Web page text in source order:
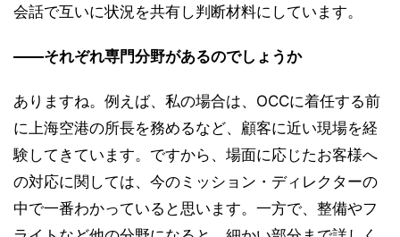
会話で互いに状況を共有し判断材料にしています。
――それぞれ専門分野があるのでしょうか
ありますね。例えば、私の場合は、OCCに着任する前
に上海空港の所長を務めるなど、顧客に近い現場を経
験してきています。ですから、場面に応じたお客様へ
の対応に関しては、今のミッション・ディレクターの
中で一番わかっていると思います。一方で、整備やフ